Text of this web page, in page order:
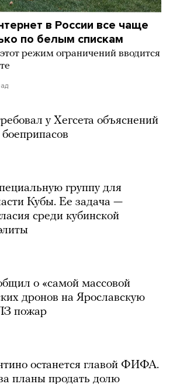
в России все чаще
по белым спискам
режим ограничений вводится
у Хегсета объяснений
группу для
Кубы. Ее задача —
среди кубинской
о «самой массовой
дронов на Ярославскую
пожар
останется главой ФИФА.
планы продать долю